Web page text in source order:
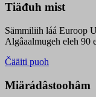
Tiäđuh mist
Sämmiliih láá Euroop
Algâaalmugeh eleh 90
Čääiti puoh
Miärádâstoohâm